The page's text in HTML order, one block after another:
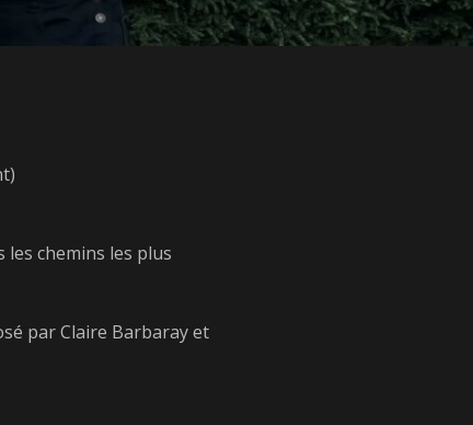
chemins les plus
par Claire Barbaray et